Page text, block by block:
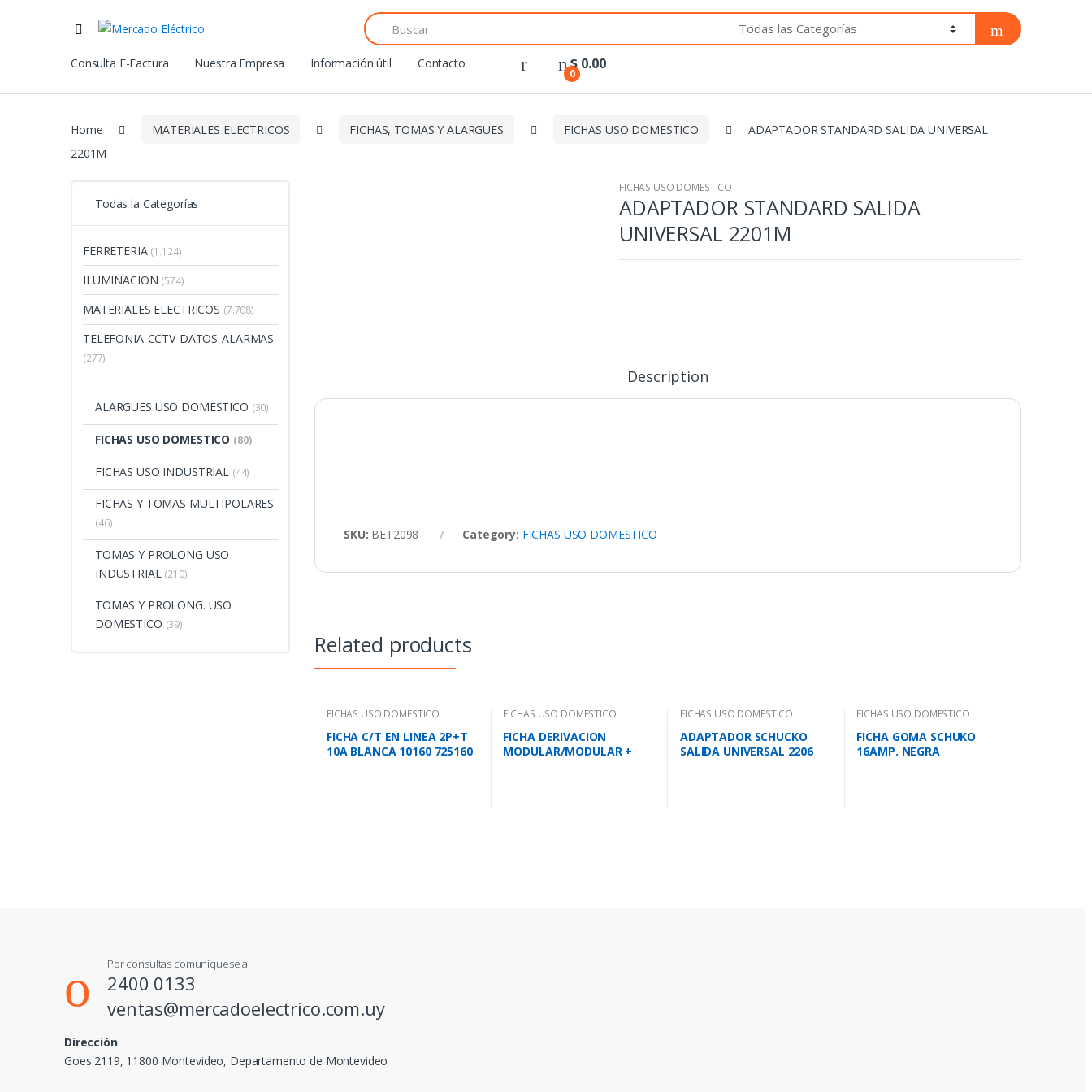
Search
for:
Consulta E-Factura
Nuestra Empresa Información útil Contacto
0
$ 0.00
Home MATERIALES ELECTRICOS FICHAS, TOMAS Y ALARGUES FICHAS USO DOMESTICO
ADAPTADOR STANDARD SALIDA UNIVERSAL
2201M
FICHAS USO DOMESTICO
ADAPTADOR STANDARD SALIDA
UNIVERSAL 2201M
Description
SKU: BET2098 Category: FICHAS USO DOMESTICO
Related products
FICHAS USO DOMESTICO
FICHA C/T EN LINEA 2P+T
10A BLANCA 10160 725160
FICHAS USO DOMESTICO
FICHA DERIVACION
MODULAR/MODULAR +
FICHAS USO DOMESTICO
ADAPTADOR SCHUCKO
SALIDA UNIVERSAL 2206
FICHAS USO DOMESTICO
FICHA GOMA SCHUKO
16AMP. NEGRA
Todas la Categorías
FERRETERIA (1.124)
ILUMINACION (574)
MATERIALES ELECTRICOS (7.708)
TELEFONIA-CCTV-DATOS-ALARMAS
(277)
ALARGUES USO DOMESTICO (30)
FICHAS USO DOMESTICO (80)
FICHAS USO INDUSTRIAL (44)
FICHAS Y TOMAS MULTIPOLARES
(46)
TOMAS Y PROLONG USO
INDUSTRIAL (210)
TOMAS Y PROLONG. USO
DOMESTICO (39)
Por consultas comuníquese a:
2400 0133
ventas@mercadoelectrico.com.uy
Dirección
Goes 2119, 11800 Montevideo, Departamento de Montevideo